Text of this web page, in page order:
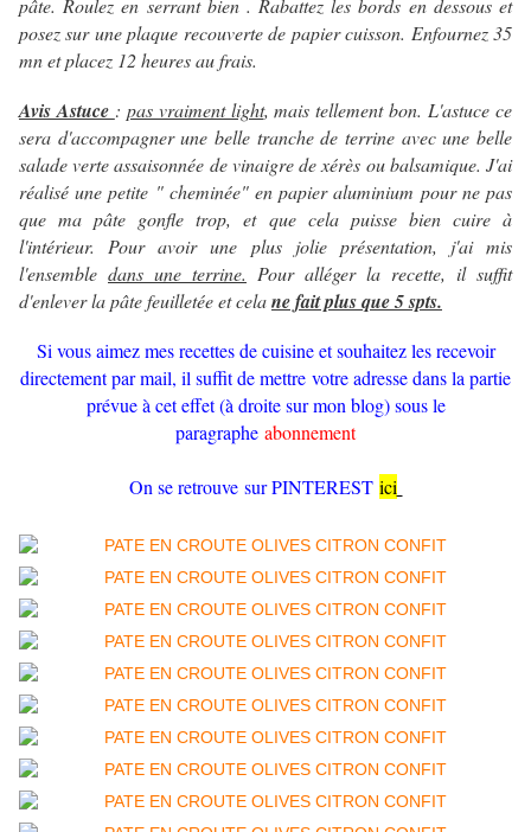
pâte. Roulez en serrant bien . Rabattez les bords en dessous et
posez sur une plaque recouverte de papier cuisson. Enfournez 35
mn et placez 12 heures au frais.
Avis Astuce : pas vraiment light, mais tellement bon. L'astuce ce
sera d'accompagner une belle tranche de terrine avec une belle
salade verte assaisonnée de vinaigre de xérès ou balsamique. J'ai
réalisé une petite " cheminée" en papier aluminium pour ne pas
que ma pâte gonfle trop, et que cela puisse bien cuire à
l'intérieur. Pour avoir une plus jolie présentation, j'ai mis
l'ensemble dans une terrine. Pour alléger la recette, il suffit
d'enlever la pâte feuilletée et celane fait plus que 5 spts.
Si vous aimez mes recettes de cuisine et souhaitez les recevoir
directement par mail, il suffit de mettre votre adresse dans la partie
prévue à cet effet (à droite sur mon blog) sous le
paragraphe abonnement
On se retrouve sur PINTEREST ici